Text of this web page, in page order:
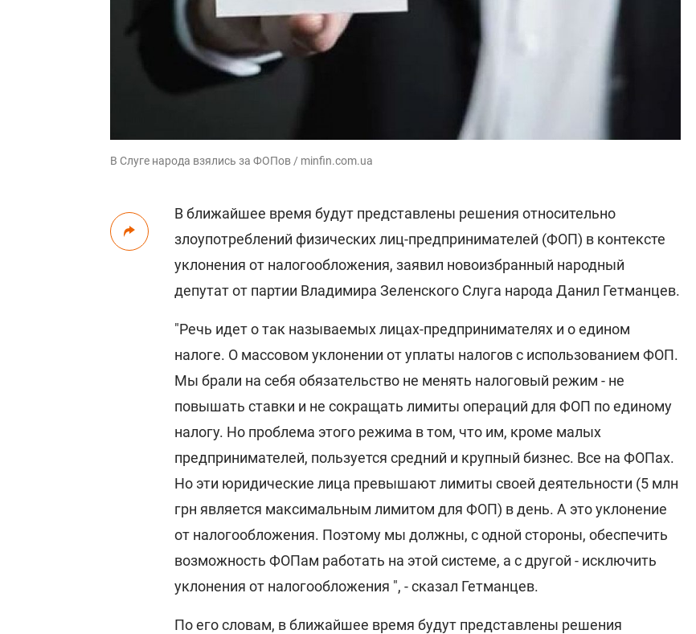
В Слуге народа взялись за ФОПов / minfin.com.ua
В ближайшее время будут представлены решения относительно
злоупотреблений физических лиц-предпринимателей (ФОП) в контексте
уклонения от налогообложения, заявил новоизбранный народный
депутат от партии Владимира Зеленского Слуга народа Данил Гетманцев.
"Речь идет о так называемых лицах-предпринимателях и о едином
налоге. О массовом уклонении от уплаты налогов с использованием ФОП.
Мы брали на себя обязательство не менять налоговый режим - не
повышать ставки и не сокращать лимиты операций для ФОП по единому
налогу. Но проблема этого режима в том, что им, кроме малых
предпринимателей, пользуется средний и крупный бизнес. Все на ФОПах.
Но эти юридические лица превышают лимиты своей деятельности (5 млн
грн является максимальным лимитом для ФОП) в день. А это уклонение
от налогообложения. Поэтому мы должны, с одной стороны, обеспечить
возможность ФОПам работать на этой системе, а с другой - исключить
уклонения от налогообложения ", - сказал Гетманцев.
По его словам, в ближайшее время будут представлены решения